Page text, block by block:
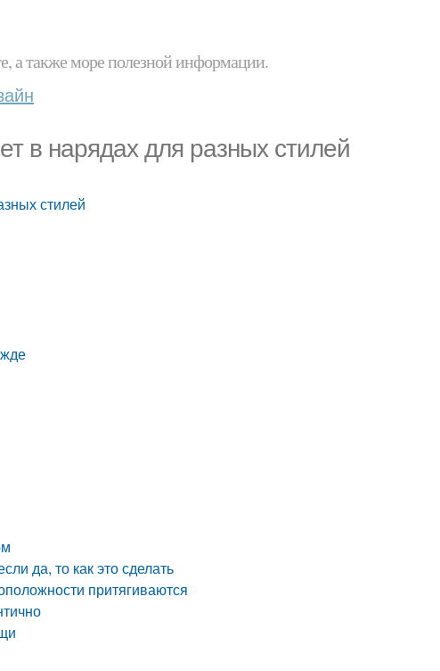
а также море полезной информации.
в нарядах для разных стилей
стилей
да, то как это сделать
притягиваются